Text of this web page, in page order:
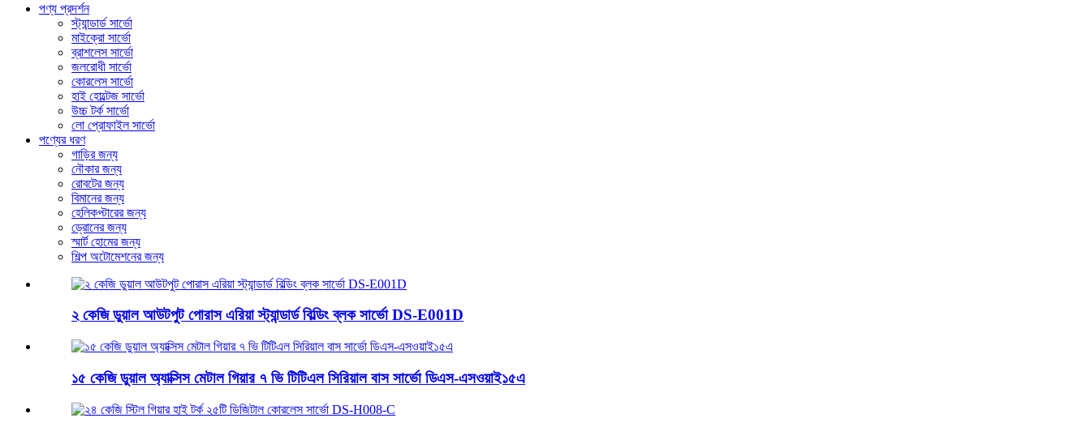
পণ্য প্রদর্শন
স্ট্যান্ডার্ড সার্ভো
মাইক্রো সার্ভো
ব্রাশলেস সার্ভো
জলরোধী সার্ভো
কোরলেস সার্ভো
হাই হোল্টেজ সার্ভো
উচ্চ টর্ক সার্ভো
লো প্রোফাইল সার্ভো
পণ্যের ধরণ
গাড়ির জন্য
নৌকার জন্য
রোবটের জন্য
বিমানের জন্য
হেলিকপ্টারের জন্য
ড্রোনের জন্য
স্মার্ট হোমের জন্য
শিল্প অটোমেশনের জন্য
২ কেজি ডুয়াল আউটপুট পোরাস এরিয়া স্ট্যান্ডার্ড বিল্ডিং ব্লক সার্ভো DS-E001D
১৫ কেজি ডুয়াল অ্যাক্সিস মেটাল গিয়ার ৭ ভি টিটিএল সিরিয়াল বাস সার্ভো ডিএস-এসওয়াই১৫এ